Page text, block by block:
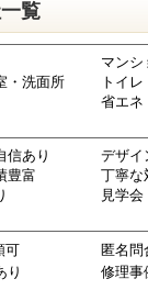
覧
マンシ
・洗面所 トイレ
省エネ
信あり デザイ
豊富 丁寧な
見学会
可 匿名問
り 修理事